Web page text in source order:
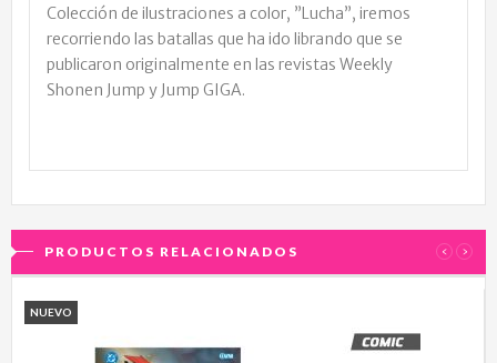
Colección de ilustraciones a color, ”Lucha”, iremos
recorriendo las batallas que ha ido librando que se
publicaron originalmente en las revistas Weekly
Shonen Jump y Jump GIGA.
PRODUCTOS RELACIONADOS ‹ ›
NUEVO